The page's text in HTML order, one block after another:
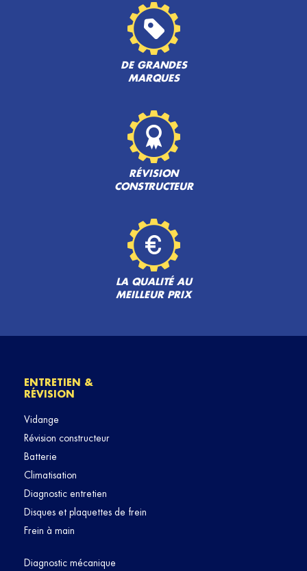
DE GRANDES
MARQUES
RÉVISION
CONSTRUCTEUR
LA QUALITÉ AU
MEILLEUR PRIX
ENTRETIEN &
RÉVISION
Vidange
Révision constructeur
Batterie
Climatisation
Diagnostic entretien
Disques et plaquettes de frein
Frein à main
Diagnostic mécanique